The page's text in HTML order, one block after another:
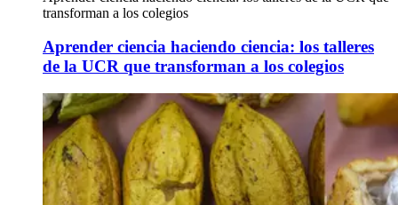
transforman a los colegios
Aprender ciencia haciendo ciencia: los talleres
de la UCR que transforman a los colegios